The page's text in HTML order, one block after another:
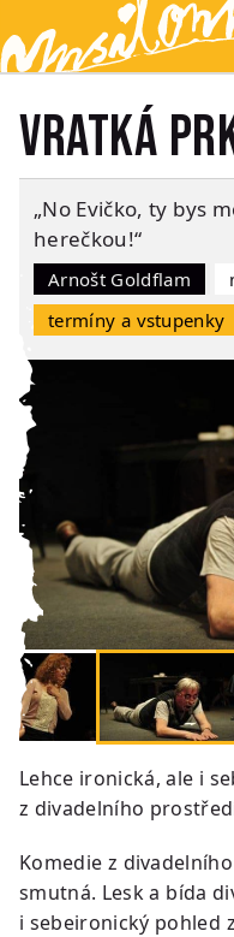
Přejít na hlavní
Přejít na navigaci
Přejít na hledání
Ypsilonka
Vratká
„No Evičko, ty bys
herečkou!“
Arnošt Goldflam
Termíny a vstupenky
Lehce ironická, ale i
z divadelního
Komedie z
smutná. Lesk a bída
i sebeironický pohled